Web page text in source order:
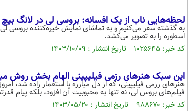
لحظه‌هایی ناب از یک افسانه: بروسی لی در لانگ بیچ 1967 (فیلم)
اسطوره را به تصویر می‌کشد.
کد خبر: ۱۰۲۵۶۴۵ تاریخ انتشار : ۱۴۰۳/۱۰/۰۹
این سبک هنرهای رزمی فیلیپینی الهام بخش روش
هنرهای رزمی فیلیپینی، که از دل مبارزه با استعمار زاده
فیلم‌های بروس لی، نه تنها به محبوبیت آن افزود، بلکه پیام
کد خبر: ۹۸۸۶۷۰ تاریخ انتشار : ۱۴۰۳/۰۵/۲۰